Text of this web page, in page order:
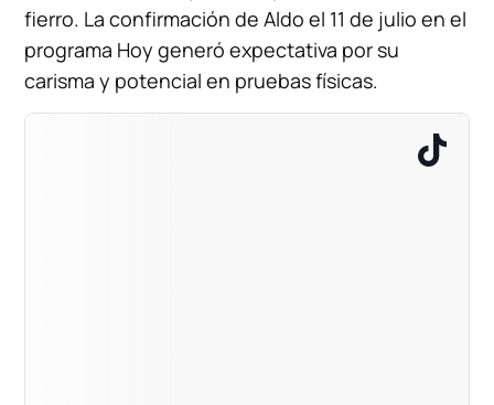
fierro. La confirmación de Aldo el 11 de julio en el
programa Hoy generó expectativa por su
carisma y potencial en pruebas físicas.